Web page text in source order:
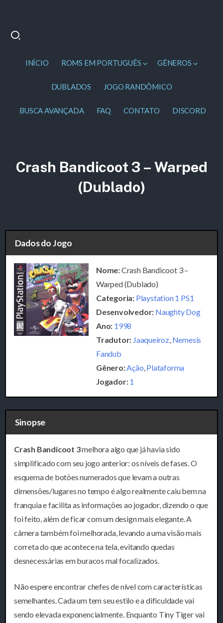
INÍCIO ROMS EM PORTUGUÊS GÊNEROS
DUBLADOS JOGO RANDÔMICO
BUSCA AVANÇADA FAQ CONTATO DISCORD
Crash Bandicoot 3 – Warped
(Dublado)
Dados do Jogo
Nome:Crash Bandicoot 3 –
Warped (Dublado)
Categoria: Playstation 1 PS1
Desenvolvedor: Naughty Dog
Ano: 1998
Tradutor: Jaaqueiroz Nemesis
Fandub
Gênero:Ação Plataforma
Jogador:1
Sinopse
Crash Bandicoot 3melhora algo que já havia sido
simplificado com seu jogo anterior: os níveis de fases. O
esquema de botões numerados que levam a outras
dimensões/lugares no tempo é algo realmente caiu bem na
franquia e facilita as informações ao jogador, dizendo o que
foi feito, além de ficar com um design mais elegante. A
câmera também foi melhorada, levando a uma visão mais
correta do que acontece na tela, evitando quedas
desnecessárias em buracos mal focalizados.
Não espere encontrar chefes de nível com características
semelhantes. Cada um tem seu estilo e a dificuldade vai
sendo elevada exponencialmente. Enquanto Tiny Tiger vai